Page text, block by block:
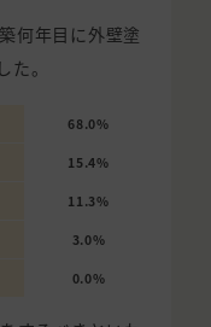
何年目に外壁塗
。
68.0%
15.4%
11.3%
3.0%
0.0%